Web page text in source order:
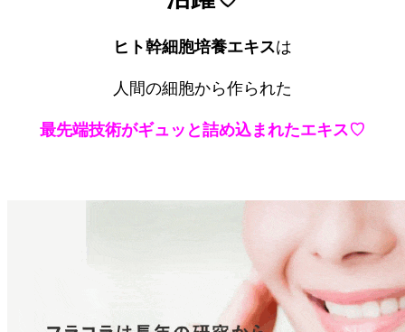
ヒト幹細胞培養エキスは
人間の細胞から作られた
最先端技術がギュッと詰め込まれたエキス♡